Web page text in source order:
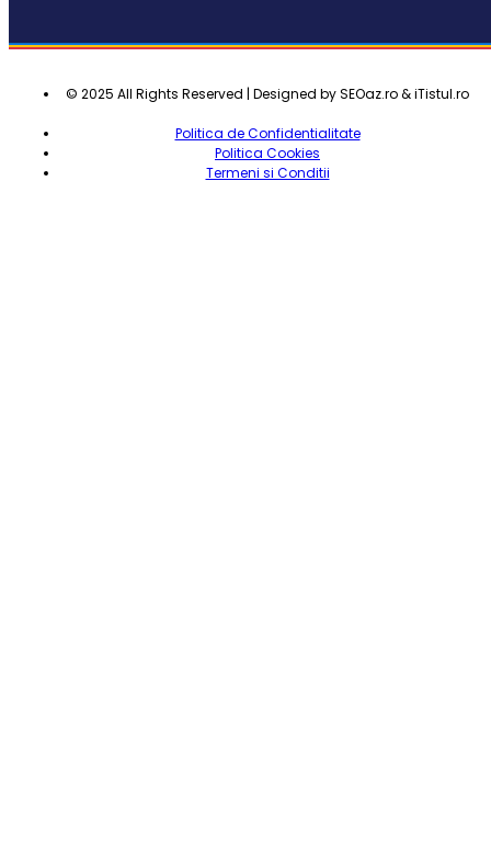
© 2025 All Rights Reserved | Designed by SEOaz.ro & iTistul.ro
Politica de Confidentialitate
Politica Cookies
Termeni si Conditii